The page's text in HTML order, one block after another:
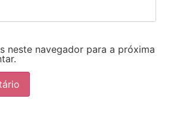
neste navegador para a próxima